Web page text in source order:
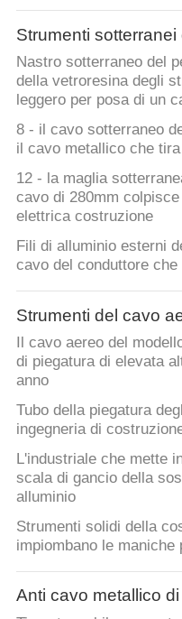
Strumenti sotterranei
Nastro sotterraneo del
della vetroresina degli
leggero per posa di un
8 - il cavo sotterraneo
il cavo metallico che
12 - la maglia
cavo di 280mm
elettrica costruzione
Fili di alluminio esterni
cavo del conduttore
Strumenti del cavo
Il cavo aereo del
di piegatura di elevata
anno
Tubo della piegatura
ingegneria di
L'industriale che mette
scala di gancio della
alluminio
Strumenti solidi della
impiombano le maniche
Anti cavo metallico